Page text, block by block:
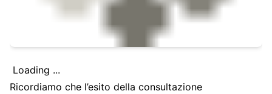
Loading ...
Ricordiamo che l’esito della consultazione